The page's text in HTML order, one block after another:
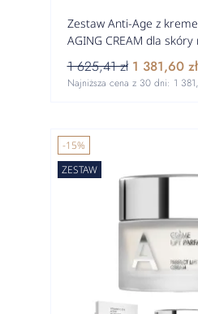
Zestaw Anti-Age z
AGING CREAM dla
mieszanej w kierunku
1 625,41 zł 1 381,60 zł
Najniższa cena z 30 dni: 1
-15%
ZESTAW